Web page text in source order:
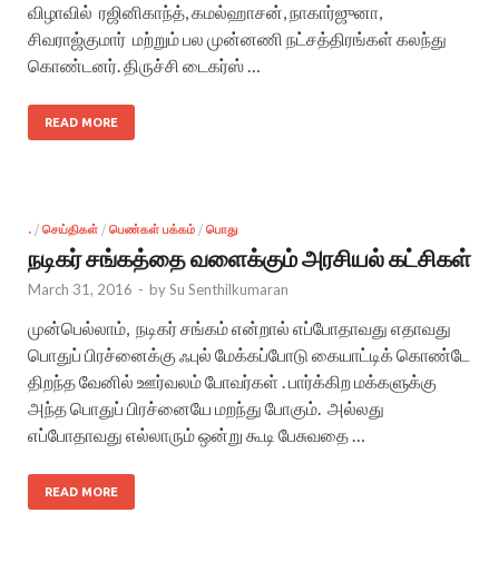
விழாவில் ரஜினிகாந்த், கமல்ஹாசன், நாகார்ஜுனா,
சிவராஜ்குமார் மற்றும் பல முன்னணி நட்சத்திரங்கள் கலந்து
கொண்டனர். திருச்சி டைகர்ஸ் …
READ MORE
. / செய்திகள் / பெண்கள் பக்கம் / பொது
நடிகர் சங்கத்தை வளைக்கும் அரசியல் கட்சிகள்
March 31, 2016 - bySu Senthilkumaran
முன்பெல்லாம், நடிகர் சங்கம் என்றால் எப்போதாவது எதாவது
பொதுப் பிரச்னைக்கு ஃபுல் மேக்கப்போடு கையாட்டிக் கொண்டே
திறந்த வேனில் ஊர்வலம் போவர்கள் . பார்க்கிற மக்களுக்கு
அந்த பொதுப் பிரச்னையே மறந்து போகும். அல்லது
எப்போதாவது எல்லாரும் ஒன்று கூடி பேசுவதை …
READ MORE